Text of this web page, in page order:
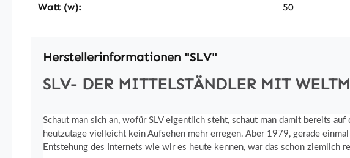
Watt (w): 50
Herstellerinformationen "SLV"
SLV- DER MITTELSTÄNDLER MIT
Schaut man sich an, wofür SLV eigentlich steht, schaut man damit bereits
heutzutage vielleicht kein Aufsehen mehr erregen. Aber 1979, gerade
Entstehung des Internets wie wir es heute kennen, war das schon ziemlich